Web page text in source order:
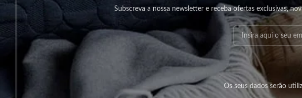
Subscreva a nossa newsletter e receba ofertas exclusivas,
Os seus dados serão